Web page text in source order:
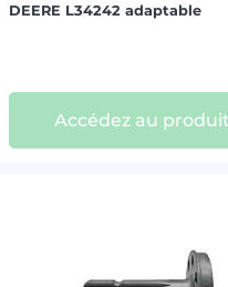
DEERE L34242 adaptable
Accédez au